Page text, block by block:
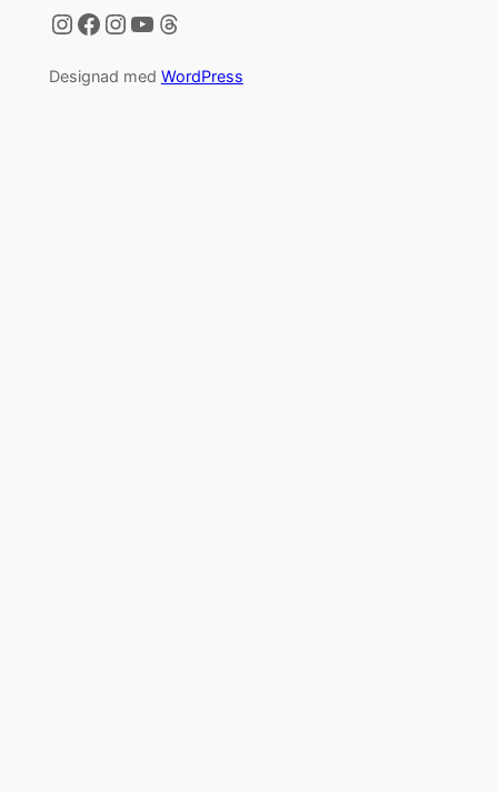
Instagram
Facebook
Instagram
YouTube
Threads
Designad med WordPress